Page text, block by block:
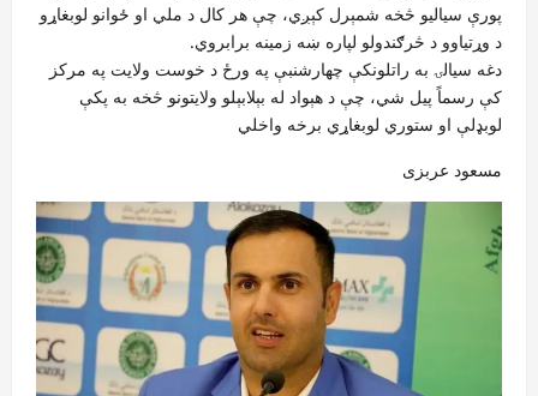
پورې سیالیو څخه شمېرل کېږي، چې هر کال د ملي او ځوانو لوبغاړو
د وړتیاوو د څرګندولو لپاره ښه زمینه برابروي.
دغه سیالۍ به راتلونکې چهارشنبې په ورځ د خوست ولایت په مرکز
کې رسماً پیل شي، چې د هېواد له بېلابېلو ولایتونو څخه به پکې
لوبډلې او ستوري لوبغاړي برخه واخلي
مسعود عربزی